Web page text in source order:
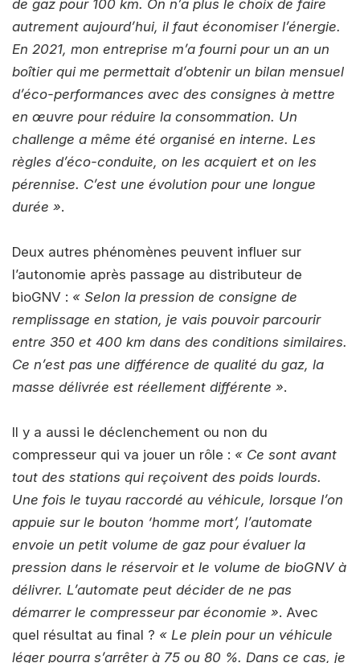
de gaz pour 100 km. On n’a plus le choix de faire
autrement aujourd’hui, il faut économiser l’énergie.
En 2021, mon entreprise m’a fourni pour un an un
boîtier qui me permettait d’obtenir un bilan mensuel
d’éco-performances avec des consignes à mettre
en œuvre pour réduire la consommation. Un
challenge a même été organisé en interne. Les
règles d’éco-conduite, on les acquiert et on les
pérennise. C’est une évolution pour une longue
durée ».
Deux autres phénomènes peuvent influer sur
l’autonomie après passage au distributeur de
bioGNV : « Selon la pression de consigne de
remplissage en station, je vais pouvoir parcourir
entre 350 et 400 km dans des conditions similaires.
Ce n’est pas une différence de qualité du gaz, la
masse délivrée est réellement différente ».
Il y a aussi le déclenchement ou non du
compresseur qui va jouer un rôle : « Ce sont avant
tout des stations qui reçoivent des poids lourds.
Une fois le tuyau raccordé au véhicule, lorsque l’on
appuie sur le bouton ‘homme mort’, l’automate
envoie un petit volume de gaz pour évaluer la
pression dans le réservoir et le volume de bioGNV à
délivrer. L’automate peut décider de ne pas
démarrer le compresseur par économie ». Avec
quel résultat au final ? « Le plein pour un véhicule
léger pourra s’arrêter à 75 ou 80 %. Dans ce cas, je